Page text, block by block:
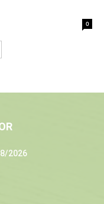
0
2026